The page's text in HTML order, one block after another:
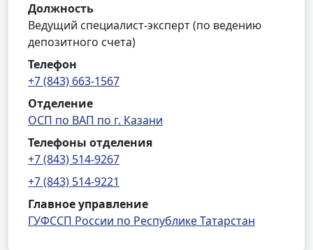
Должность
Ведущий специалист-эксперт (по ведению
депозитного счета)
Телефон
+7 (843) 663-1567
Отделение
ОСП по ВАП по г. Казани
Телефоны отделения
+7 (843) 514-9267
+7 (843) 514-9221
Главное управление
ГУФССП России по Республике Татарстан